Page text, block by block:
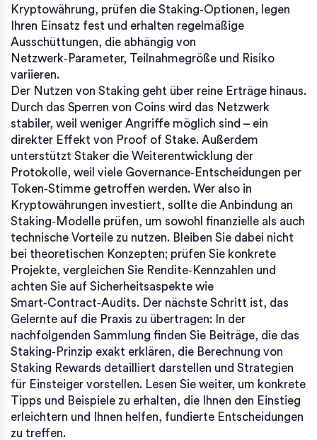
Kryptowährung, prüfen die Staking‑Optionen, legen
Ihren Einsatz fest und erhalten regelmäßige
Ausschüttungen, die abhängig von
Netzwerk‑Parameter, Teilnahmegröße und Risiko
variieren.
Der Nutzen von Staking geht über reine Erträge hinaus.
Durch das Sperren von Coins wird das Netzwerk
stabiler, weil weniger Angriffe möglich sind – ein
direkter Effekt von Proof of Stake. Außerdem
unterstützt Staker die Weiterentwicklung der
Protokolle, weil viele Governance‑Entscheidungen per
Token‑Stimme getroffen werden. Wer also in
Kryptowährungen investiert, sollte die Anbindung an
Staking‑Modelle prüfen, um sowohl finanzielle als auch
technische Vorteile zu nutzen. Bleiben Sie dabei nicht
bei theoretischen Konzepten; prüfen Sie konkrete
Projekte, vergleichen Sie Rendite‑Kennzahlen und
achten Sie auf Sicherheitsaspekte wie
Smart‑Contract‑Audits. Der nächste Schritt ist, das
Gelernte auf die Praxis zu übertragen: In der
nachfolgenden Sammlung finden Sie Beiträge, die das
Staking‑Prinzip exakt erklären, die Berechnung von
Staking Rewards detailliert darstellen und Strategien
für Einsteiger vorstellen. Lesen Sie weiter, um konkrete
Tipps und Beispiele zu erhalten, die Ihnen den Einstieg
erleichtern und Ihnen helfen, fundierte Entscheidungen
zu treffen.